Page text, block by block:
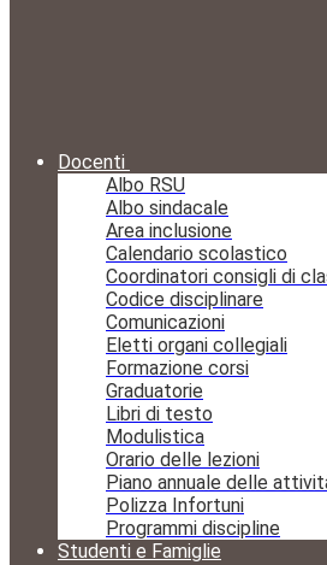
Docenti
Albo RSU
Albo sindacale
Area inclusione
Calendario scolastico
Coordinatori consigli di
Codice disciplinare
Comunicazioni
Eletti organi collegiali
Formazione corsi
Graduatorie
Libri di testo
Modulistica
Orario delle lezioni
Piano annuale delle
Polizza Infortuni
Programmi discipline
Studenti e Famiglie